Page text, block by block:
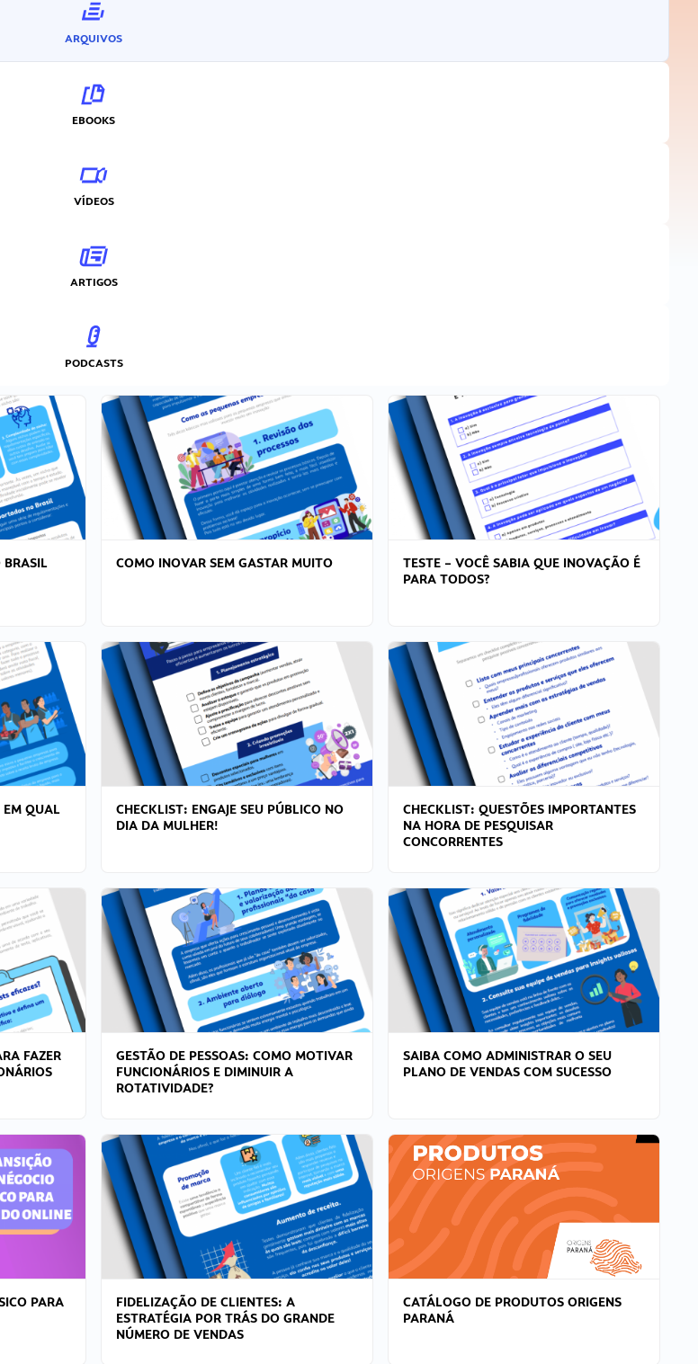
ARQUIVOS
EBOOKS
VÍDEOS
ARTIGOS
PODCASTS
BRASIL COMO INOVAR SEM GASTAR MUITO
TESTE – VOCÊ SABIA QUE INOVAÇÃO É
PARA TODOS?
EM QUAL
CHECKLIST: ENGAJE SEU PÚBLICO NO
DIA DA MULHER!
CHECKLIST: QUESTÕES IMPORTANTES
NA HORA DE PESQUISAR
CONCORRENTES
FAZER
GESTÃO DE PESSOAS: COMO MOTIVAR
FUNCIONÁRIOS E DIMINUIR A
ROTATIVIDADE?
SAIBA COMO ADMINISTRAR O SEU
PLANO DE VENDAS COM SUCESSO
PARA
FIDELIZAÇÃO DE CLIENTES: A
ESTRATÉGIA POR TRÁS DO GRANDE
NÚMERO DE VENDAS
CATÁLOGO DE PRODUTOS ORIGENS
PARANÁ